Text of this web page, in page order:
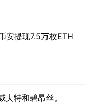
安提现7.5万枚ETH
夫特和碧昂丝。